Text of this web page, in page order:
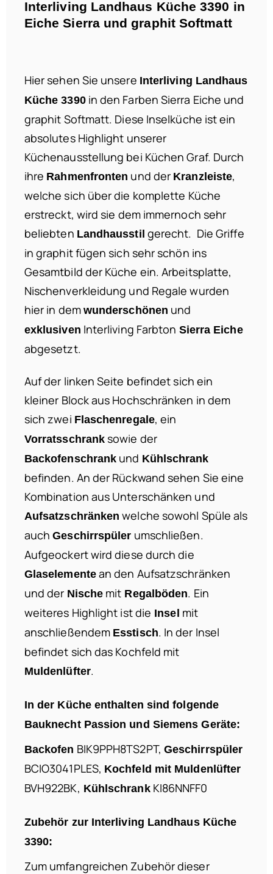
Interliving Landhaus Küche 3390 in
Eiche Sierra und graphit Softmatt
Hier sehen Sie unsere Interliving Landhaus
Küche 3390in den Farben Sierra Eiche und
graphit Softmatt. Diese Inselküche ist ein
absolutes Highlight unserer
Küchenausstellung bei Küchen Graf. Durch
ihre Rahmenfronten und der Kranzleiste,
welche sich über die komplette Küche
erstreckt, wird sie dem immernoch sehr
beliebten Landhausstil gerecht. Die Griffe
in graphit fügen sich sehr schön ins
Gesamtbild der Küche ein. Arbeitsplatte,
Nischenverkleidung und Regale wurden
hier in dem wunderschönen und
exklusiven Interliving Farbton Sierra Eiche
abgesetzt.
Auf der linken Seite befindet sich ein
kleiner Block aus Hochschränken in dem
sich zwei Flaschenregale, ein
Vorratsschrank sowie der
Backofenschrank und Kühlschrank
befinden. An der Rückwand sehen Sie eine
Kombination aus Unterschänken und
Aufsatzschränken welche sowohl Spüle als
auchGeschirrspüler umschließen.
Aufgeockert wird diese durch die
Glaselementean den Aufsatzschränken
und der Nische mit Regalböden. Ein
weiteres Highlight ist die Insel mit
anschließendem Esstisch. In der Insel
befindet sich das Kochfeld mit
Muldenlüfter.
In der Küche enthalten sind folgende
Bauknecht Passion und Siemens Geräte:
Backofen BIK9PPH8TS2PT, Geschirrspüler
BCIO3041PLES, Kochfeld mit Muldenlüfter
BVH922BK, KühlschrankKI86NNFF0
Zubehör zur Interliving Landhaus Küche
3390:
Zum umfangreichen Zubehör dieser